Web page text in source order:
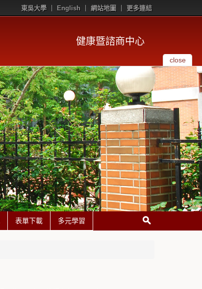
東吳大學 English 網站地圖 更多連結
健康暨諮商中心
close
表單下載 多元學習